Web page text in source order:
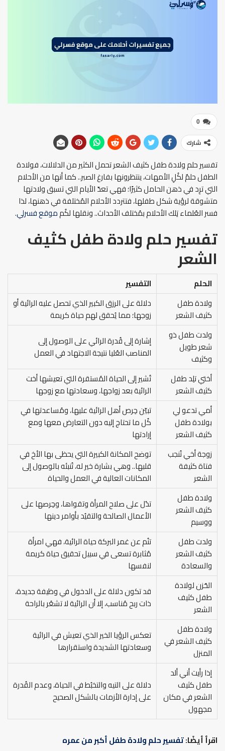
0
شارك
تفسير حلم ولادة طفل كثيف الشعر تحمل الكثير من الدلالات، فولادة
الطفل حلمٌ لكُلِ الأمهات، ينتظرونها بفارغ الصبر.. كما أنها من الأحلام
التي ترِد في ذهن الحامل كثيرًا؛ فهي تعدّ الأيام التي تسبق ولادتها
متشوقة لرؤية شكل طفلها، فتتردد الأحلام المُختلفة في ذهنها، لذا
فسر العُلماء تِلك الأحلام بمُختلف الأحداث.. ونقلها لكُمموقع فسرلي.
تفسير حلم ولادة طفل كثيف
الشعر
الحلم
التفسير
ولادة طفل
كثيف الشعر
دلالة على الرزق الكبير الذي تحصل عليه الرائية أو
زوجها؛ مما يُحقق لهم حياة كريمة
ولدت طفل ذو
شعر طويل
وكثيف
إشارة إلى قُدرة الرائي على الوصول إلى
المناصب العُليا نتيجة الاجتهاد في العمل
أختي تلِد طفل
كثيف الشعر
تُشير إلى الحياة المُستقرة التي تعيشها أخت
الرائية بعد زواجها، وسعادتها مع زوجها
أمي تدعو لي
بولادة طفل
كثيف الشعر
تبيّن حِرص أهل الرائية عليها، ومُساعدتها في
كُل ما تحتاج إليه دون التعارض معها ومع
إرادتها
زوجة أخي تُنجب
فتاة كثيفة
الشعر
توضح المكانة الكبيرة التي يحظى بها الأخ في
قلبها.. وهي بشارة خير له، تُنبئه بالوصول إلى
المكانات العالية في العمل والحياة
ولادة طفل
كثيف الشعر
ووسيم
تدُل على صلاح المرأة وتقواها، وحِرصها على
الأعمال الصالحة والتقيُد بأوامر دينها
ولدت طفل
كثيف الشعر
والسعادة
تنُم عن غمر البركة حياة الرائية، فهي امرأة
مُثابرة تسعى في سبيل تحقيق حياة كريمة
لنفسها
الحُزن لولادة
طفل كثيف
الشعر
قد تكون دلالة على الدخول في وظيفة جديدة،
ذات ربح مُناسب، إلا أن الرائية لا تشعُر بالراحة
ولادة طفل
كثيف الشعر في
المنزل
تعكس الرؤيا الخير الذي تعيش في الرائية
وسعادتها الشديدة واستقرارها
إذا رأيت أني ألد
طفل كثيف
الشعر في مكان
مجهول
دلالة على التيه والتخبُط في الحياة، وعدم القُدرة
على إدارة الأزمات بالشكل الصحيح
اقرأ أيضًا:تفسير حلم ولادة طفل أكبر من عمره